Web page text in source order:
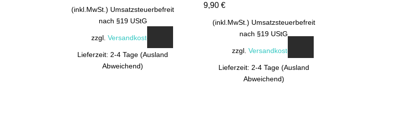
(inkl.MwSt.) Umsatzsteuerbefreit
nach §19 UStG
zzgl. Versandkosten
Lieferzeit: 2-4 Tage (Ausland
Abweichend)
9,90€
(inkl.MwSt.) Umsatzsteuerbefreit
nach §19 UStG
zzgl.Versandkosten
Lieferzeit: 2-4 Tage (Ausland
Abweichend)